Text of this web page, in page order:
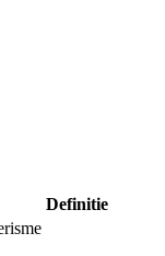
Definitie